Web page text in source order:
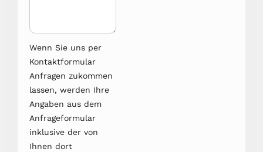
Wenn Sie uns per
Kontaktformular
Anfragen zukommen
lassen, werden Ihre
Angaben aus dem
Anfrageformular
inklusive der von
Ihnen dort